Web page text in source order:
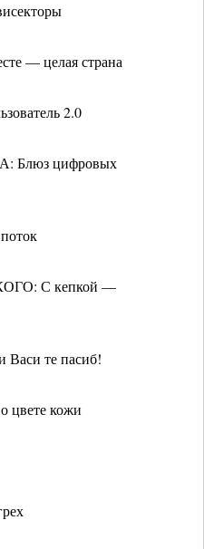
— целая страна
2.0
цифровых
С кепкой —
те пасиб!
цвете кожи